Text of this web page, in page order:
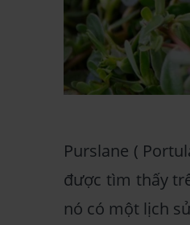
Purslane (
được tìm thấy
nó có một lịch